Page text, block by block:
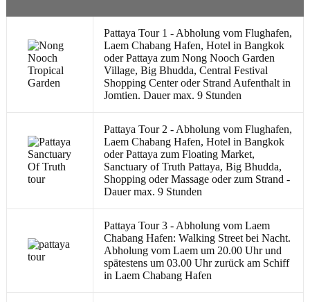
Pattaya Tour 1 - Abholung vom Flughafen,
Laem Chabang Hafen, Hotel in Bangkok
oder Pattaya zum Nong Nooch Garden
Village, Big Bhudda, Central Festival
Shopping Center oder Strand Aufenthalt in
Jomtien. Dauer max. 9 Stunden
Pattaya Tour 2 - Abholung vom Flughafen,
Laem Chabang Hafen, Hotel in Bangkok
oder Pattaya zum Floating Market,
Sanctuary of Truth Pattaya, Big Bhudda,
Shopping oder Massage oder zum Strand -
Dauer max. 9 Stunden
Pattaya Tour 3 - Abholung vom Laem
Chabang Hafen: Walking Street bei Nacht.
Abholung vom Laem um 20.00 Uhr und
spätestens um 03.00 Uhr zurück am Schiff
in Laem Chabang Hafen